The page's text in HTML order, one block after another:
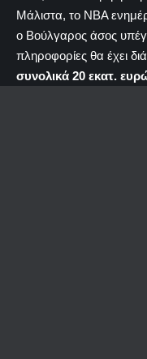
Μάλιστα, το ΝΒΑ
ο Βούλγαρος άσος
πληροφορίες θα έχει
συνολικά 20 εκατ.